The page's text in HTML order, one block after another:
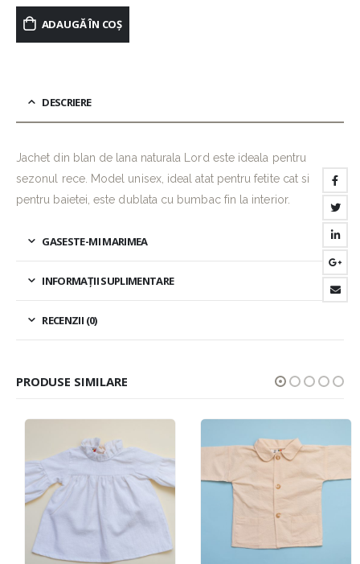
ADAUGĂ ÎN COȘ
DESCRIERE
Jachet din blan de lana naturala Lord este ideala pentru
sezonul rece. Model unisex, ideal atat pentru fetite cat si
pentru baietei, este dublata cu bumbac fin la interior.
GASESTE-MI MARIMEA
INFORMAȚII SUPLIMENTARE
RECENZII (0)
PRODUSE SIMILARE